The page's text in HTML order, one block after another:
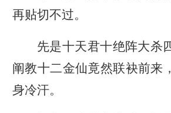
再贴切不过。
先是十天君十绝阵大杀
阐教十二金仙竟然联袂前来
身冷汗。